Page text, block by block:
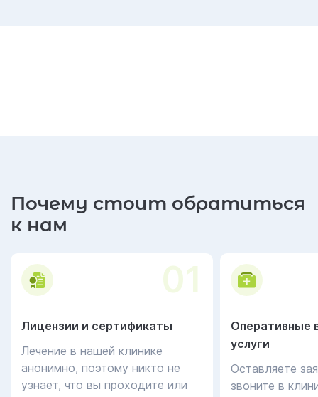
Почему стоит обратиться
к нам
01
Лицензии и сертификаты
Лечение в нашей клинике
анонимно, поэтому никто не
узнает, что вы проходите или
Оперативные
услуги
Оставляете
звоните в